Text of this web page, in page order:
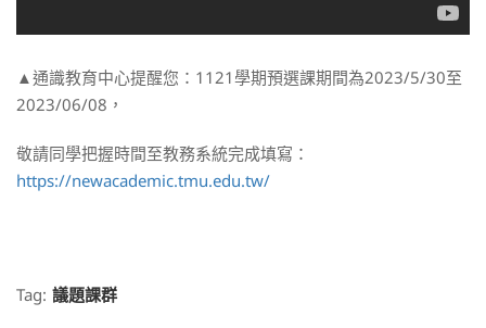
▲通識教育中心提醒您：1121學期預選課期間為2023/5/30至
2023/06/08，
敬請同學把握時間至教務系統完成填寫：
https://newacademic.tmu.edu.tw/
Tag: 議題課群